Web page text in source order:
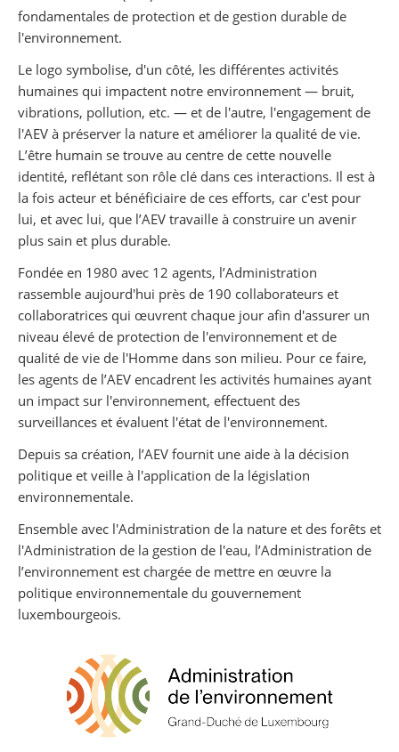
fondamentales de protection et de gestion durable de
l'environnement.
Le logo symbolise, d'un côté, les différentes activités
humaines qui impactent notre environnement — bruit,
vibrations, pollution, etc. — et de l'autre, l'engagement de
l'AEV à préserver la nature et améliorer la qualité de vie.
L’être humain se trouve au centre de cette nouvelle
identité, reflétant son rôle clé dans ces interactions. Il est à
la fois acteur et bénéficiaire de ces efforts, car c'est pour
lui, et avec lui, que l’AEV travaille à construire un avenir
plus sain et plus durable.
Fondée en 1980 avec 12 agents, l’Administration
rassemble aujourd'hui près de 190 collaborateurs et
collaboratrices qui œuvrent chaque jour afin d'assurer un
niveau élevé de protection de l'environnement et de
qualité de vie de l'Homme dans son milieu. Pour ce faire,
les agents de l’AEV encadrent les activités humaines ayant
un impact sur l'environnement, effectuent des
surveillances et évaluent l'état de l'environnement.
Depuis sa création, l’AEV fournit une aide à la décision
politique et veille à l'application de la législation
environnementale.
Ensemble avec l'Administration de la nature et des forêts et
l'Administration de la gestion de l'eau, l’Administration de
l’environnement est chargée de mettre en œuvre la
politique environnementale du gouvernement
luxembourgeois.